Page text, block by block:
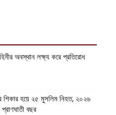
অবস্থান লক্ষ্য করে প্রতিরোধ
শিকার হয়ে ২৫ মুসলিম নিহত, ২০২৬
বছর